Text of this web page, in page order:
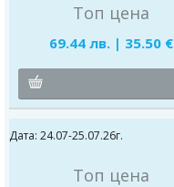
Топ цена
69.44 лв. | 35.50 €
Дата: 24.07-25.07.26г.
Топ цена